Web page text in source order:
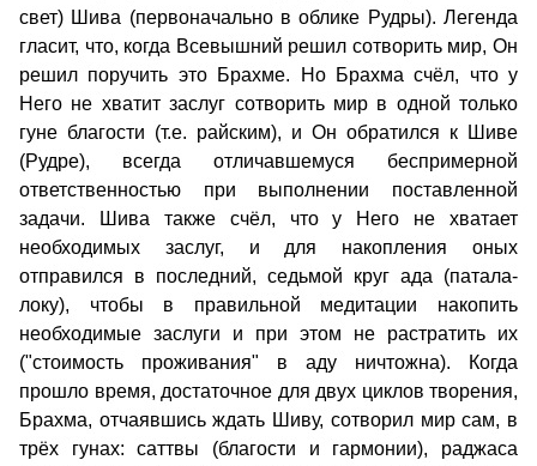
свет) Шива (первоначально в облике Рудры). Легенда
гласит, что, когда Всевышний решил сотворить мир, Он
решил поручить это Брахме. Но Брахма счёл, что у
Него не хватит заслуг сотворить мир в одной только
гуне благости (т.е. райским), и Он обратился к Шиве
(Рудре), всегда отличавшемуся беспримерной
ответственностью при выполнении поставленной
задачи. Шива также счёл, что у Него не хватает
необходимых заслуг, и для накопления оных
отправился в последний, седьмой круг ада (патала-
локу), чтобы в правильной медитации накопить
необходимые заслуги и при этом не растратить их
("стоимость проживания" в аду ничтожна). Когда
прошло время, достаточное для двух циклов творения,
Брахма, отчаявшись ждать Шиву, сотворил мир сам, в
трёх гунах: саттвы (благости и гармонии), раджаса